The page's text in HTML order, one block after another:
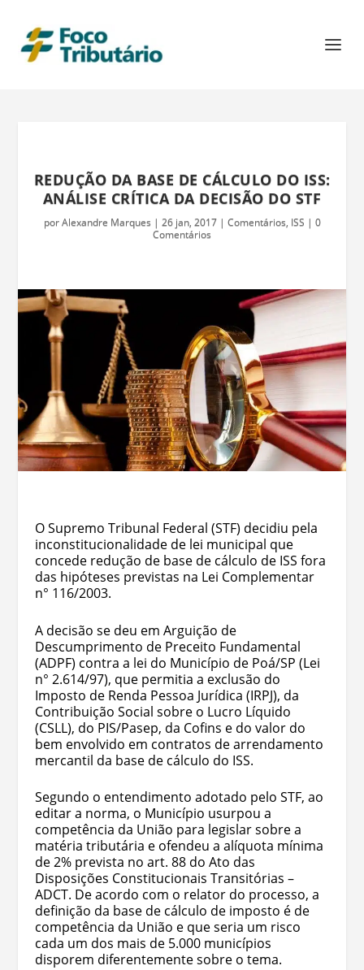
REDUÇÃO DA BASE DE CÁLCULO DO ISS:
ANÁLISE CRÍTICA DA DECISÃO DO STF
porAlexandre Marques | 26 jan, 2017| Comentários, ISS | 0
Comentários
O Supremo Tribunal Federal (STF) decidiu pela
inconstitucionalidade de lei municipal que
concede redução de base de cálculo de ISS fora
das hipóteses previstas na Lei Complementar
n° 116/2003.
A decisão se deu em Arguição de
Descumprimento de Preceito Fundamental
(ADPF) contra a lei do Município de Poá/SP (Lei
n° 2.614/97), que permitia a exclusão do
Imposto de Renda Pessoa Jurídica (IRPJ), da
Contribuição Social sobre o Lucro Líquido
(CSLL), do PIS/Pasep, da Cofins e do valor do
bem envolvido em contratos de arrendamento
mercantil da base de cálculo do ISS.
Segundo o entendimento adotado pelo STF, ao
editar a norma, o Município usurpou a
competência da União para legislar sobre a
matéria tributária e ofendeu a alíquota mínima
de 2% prevista no art. 88 do Ato das
Disposições Constitucionais Transitórias –
ADCT. De acordo com o relator do processo, a
definição da base de cálculo de imposto é de
competência da União e que seria um risco
cada um dos mais de 5.000 municípios
disporem diferentemente sobre o tema.